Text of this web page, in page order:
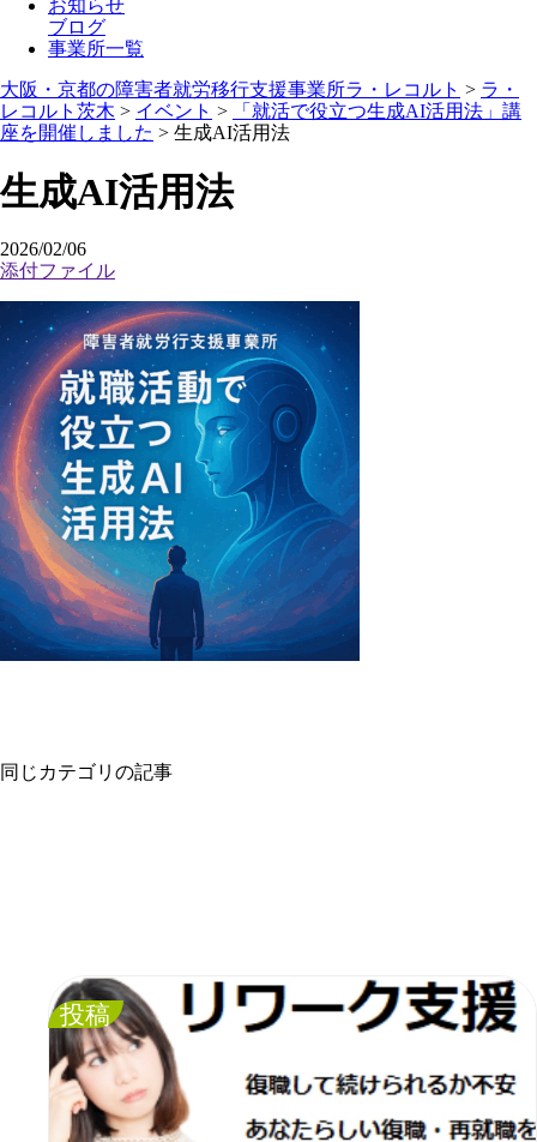
お知らせ
ブログ
事業所一覧
大阪・京都の障害者就労移行支援事業所ラ・レコルト > ラ・
レコルト茨木 > イベント >
「就活で役立つ生成AI活用法」講
座を開催しました > 生成AI活用法
生成AI活用法
2026/02/06
添付ファイル
同じカテゴリの記事
投稿